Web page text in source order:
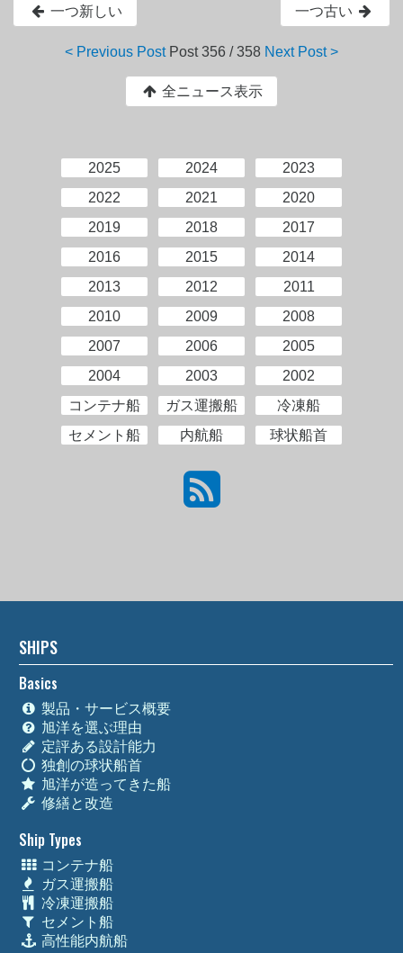
一つ新しい 一つ古い
< Previous Post Post356 / 358 Next Post >
全ニュース表示
2025 2024
2023
2022
2021
2020
2019
2018
2017
2016
2015
2014
2013
2012
2011
2010
2009
2008
2007
2006
2005
2004
2003
2002
コンテナ船
ガス運搬船
冷凍船
セメント船
内航船 球状船首
SHIPS
Basics
製品・サービス概要
旭洋を選ぶ理由
定評ある設計能力
独創の球状船首
旭洋が造ってきた船
修繕と改造
Ship Types
コンテナ船
ガス運搬船
冷凍運搬船
セメント船
高性能内航船